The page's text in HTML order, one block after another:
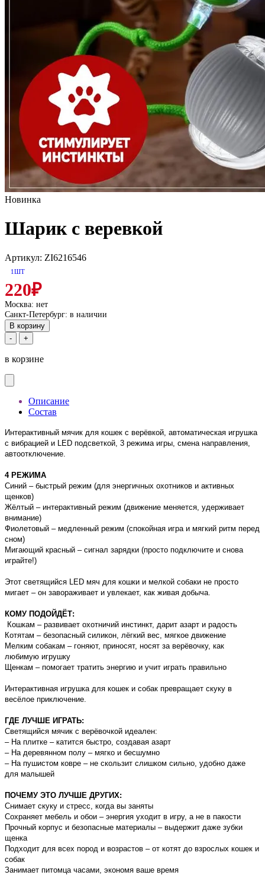
Новинка
Шарик с веревкой
Артикул: ZI6216546
1ШТ
220₽
Москва: нет
Санкт-Петербург: в наличии
В корзину
-
+
в корзине
Описание
Состав
Интерактивный мячик для кошек с верёвкой, автоматическая игрушка
с вибрацией и LED подсветкой, 3 режима игры, смена направления,
автоотключение.
4 РЕЖИМА
Синий – быстрый режим (для энергичных охотников и активных
щенков)
Жёлтый – интерактивный режим (движение меняется, удерживает
внимание)
Фиолетовый – медленный режим (спокойная игра и мягкий ритм перед
сном)
Мигающий красный – сигнал зарядки (просто подключите и снова
играйте!)
Этот светящийся LED мяч для кошки и мелкой собаки не просто
мигает – он завораживает и увлекает, как живая добыча.
КОМУ ПОДОЙДЁТ:
Кошкам – развивает охотничий инстинкт, дарит азарт и радость
Котятам – безопасный силикон, лёгкий вес, мягкое движение
Мелким собакам – гоняют, приносят, носят за верёвочку, как
любимую игрушку
Щенкам – помогает тратить энергию и учит играть правильно
Интерактивная игрушка для кошек и собак превращает скуку в
весёлое приключение.
ГДЕ ЛУЧШЕ ИГРАТЬ:
Светящийся мячик с верёвочкой идеален:
– На плитке – катится быстро, создавая азарт
– На деревянном полу – мягко и бесшумно
– На пушистом ковре – не скользит слишком сильно, удобно даже
для малышей
ПОЧЕМУ ЭТО ЛУЧШЕ ДРУГИХ:
Снимает скуку и стресс, когда вы заняты
Сохраняет мебель и обои – энергия уходит в игру, а не в пакости
Прочный корпус и безопасные материалы – выдержит даже зубки
щенка
Подходит для всех пород и возрастов – от котят до взрослых кошек и
собак
Занимает питомца часами, экономя ваше время